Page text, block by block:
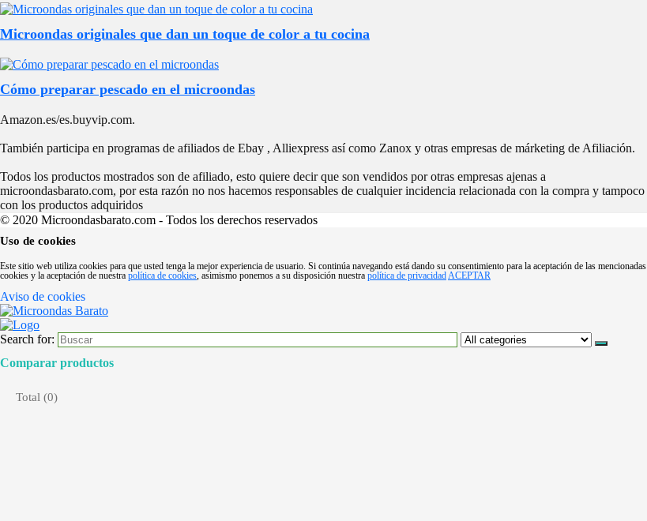
Microondas originales que dan un toque de color a tu cocina
Cómo preparar pescado en el microondas
Amazon.es/es.buyvip.com.
También participa en programas de afiliados de Ebay , Alliexpress así como Zanox y otras empresas de márketing de Afiliación.
Todos los productos mostrados son de afiliado, esto quiere decir que son vendidos por otras empresas ajenas a
microondasbarato.com, por esta razón no nos hacemos responsables de cualquier incidencia relacionada con la compra y tampoco
con los productos adquiridos
© 2020 Microondasbarato.com - Todos los derechos reservados
Uso de cookies
Este sitio web utiliza cookies para que usted tenga la mejor experiencia de usuario. Si continúa navegando está dando su consentimiento para la aceptación de las mencionadas
cookies y la aceptación de nuestra política de cookies, asimismo ponemos a su disposición nuestra política de privacidadACEPTAR
Aviso de cookies
Search for:
Comparar productos
Total (0)